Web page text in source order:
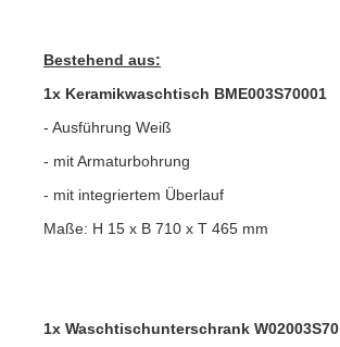
Bestehend aus:
1x Keramikwaschtisch BME003S70001
- Ausführung Weiß
- mit Armaturbohrung
- mit integriertem Überlauf
Maße: H 15 x B 710 x T 465 mm
1x Waschtischunterschrank W02003S70